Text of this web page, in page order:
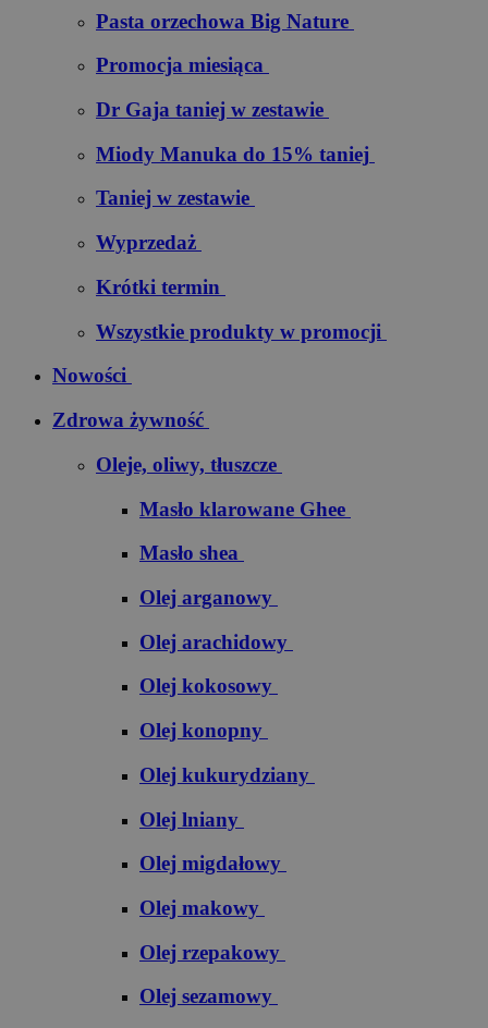
Pasta orzechowa Big Nature
Promocja miesiąca
Dr Gaja taniej w zestawie
Miody Manuka do 15% taniej
Taniej w zestawie
Wyprzedaż
Krótki termin
Wszystkie produkty w promocji
Nowości
Zdrowa żywność
Oleje, oliwy, tłuszcze
Masło klarowane Ghee
Masło shea
Olej arganowy
Olej arachidowy
Olej kokosowy
Olej konopny
Olej kukurydziany
Olej lniany
Olej migdałowy
Olej makowy
Olej rzepakowy
Olej sezamowy